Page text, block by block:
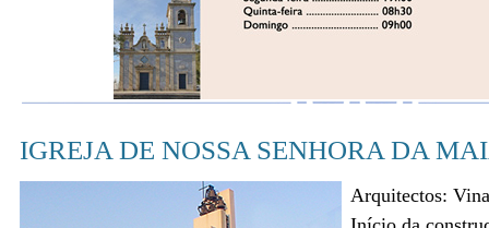
IGREJA DE NOSSA SENHORA DA
Arquitectos: